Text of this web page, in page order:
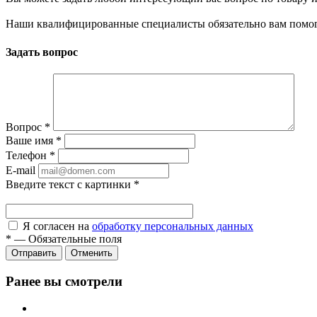
Наши квалифицированные специалисты обязательно вам
Задать вопрос
Вопрос *
Ваше имя *
Телефон *
E-mail
Введите текст с картинки *
Я согласен на обработку персональных данных
* — Обязательные поля
Отправить Отменить
Ранее вы смотрели